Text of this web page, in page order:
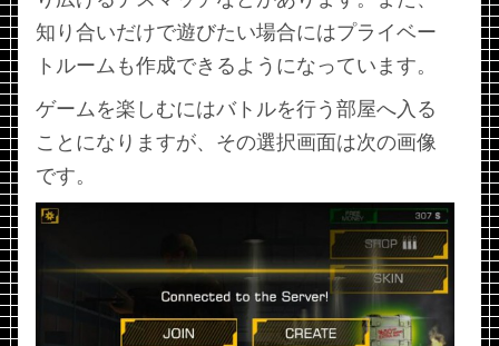
知り合いだけで遊びたい場合にはプライベー
トルームも作成できるようになっています。
ゲームを楽しむにはバトルを行う部屋へ入る
ことになりますが、その選択画面は次の画像
です。